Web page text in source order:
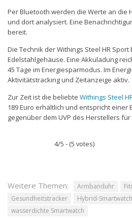
Per Bluetooth werden die Werte an die
und dort analysiert. Eine
bereit.
Die Technik der Withings Steel HR
Edelstahlgehäuse. Eine Akkuladung
45 Tage im Energiesparmodus. Im
Aktivitätstracking und Zeitanzeige aktiv.
Zur Zeit ist die beliebte Withings Steel
189 Euro erhältlich und entspricht einer
gegenüber dem UVP des Herstellers
4/5 - (5 votes)
Weitere Themen: Armbanduhr
Gesundheitstracker
Hybrid-Smartwatch
wasserdichte Smartwatch